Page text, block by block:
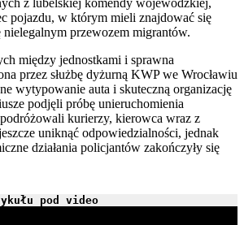
z lubelskiej komendy wojewódzkiej,
pojazdu, w którym mieli znajdować się
przewozem migrantów.
między jednostkami i sprawna
przez służbę dyżurną KWP we Wrocławiu
wytypowanie auta i skuteczną organizację
podjęli próbę unieruchomienia
kurierzy, kierowca wraz z
uniknąć odpowiedzialności, jednak
działania policjantów zakończyły się
pod video